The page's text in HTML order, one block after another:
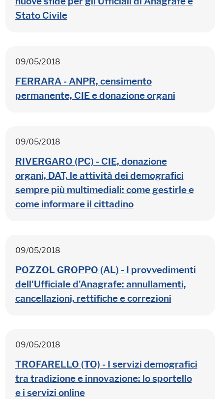
Stato Civile
09/05/2018
FERRARA - ANPR, censimento
permanente, CIE e donazione organi
09/05/2018
RIVERGARO (PC) - CIE, donazione
organi, DAT, le attività dei demografici
sempre più multimediali: come gestirle e
come informare il cittadino
09/05/2018
POZZOL GROPPO (AL) - I provvedimenti
dell'Ufficiale d'Anagrafe: annullamenti,
cancellazioni, rettifiche e correzioni
09/05/2018
TROFARELLO (TO) - I servizi demografici
tra tradizione e innovazione: lo sportello
e i servizi online